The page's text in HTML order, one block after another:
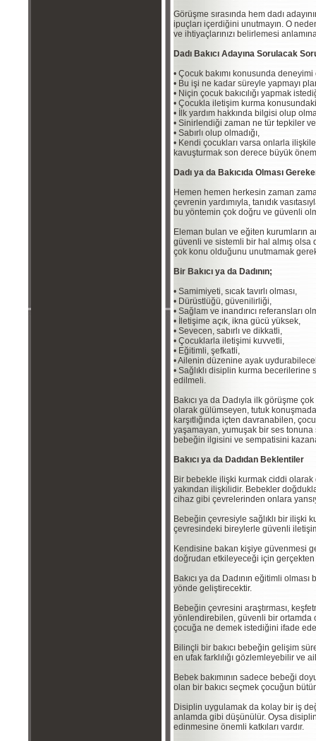
Görüşme sırasında hem dadı
ipuçları içerdiğini unutmayın. O
ve ihtiyaçlarınızı belirlemesi
Dadı Bakıcı Adayına Sorulacak
• Çocuk bakımı konusunda deneyimi
• Bu işi ne kadar süreyle yapmayı
• Niçin çocuk bakıcılığı yapmak
• Çocukla iletişim kurma
• İlk yardım hakkında bilgisi olup
• Sinirlendiği zaman ne tür tepkiler
• Sabırlı olup olmadığı,
• Kendi çocukları varsa onlarla
kavuşturmak son derece büyük önem
Dadı ya da Bakıcıda Olması
Hemen hemen herkesin zaman
çevrenin yardımıyla, tanıdık
bu yöntemin çok doğru ve güvenli
Eleman bulan ve eğiten kurumların
güvenli ve sistemli bir hal almış
çok konu olduğunu unutmamak
Bir Bakıcı ya da Dadının;
• Samimiyeti, sıcak tavırlı olması,
• Dürüstlüğü, güvenilirliği,
• Sağlam ve inandırıcı referansları
• İletişime açık, ikna gücü yüksek,
• Sevecen, sabırlı ve dikkatli,
• Çocuklarla iletişimi kuvvetli,
• Eğitimli, şefkatli,
• Ailenin düzenine ayak
• Sağlıklı disiplin kurma
edilmeli.
Bakıcı ya da Dadıyla ilk görüşme
olarak gülümseyen, tutuk
karşıtlığında içten davranabilen,
yaşamayan, yumuşak bir ses
bebeğin ilgisini ve sempatisini
Bakıcı ya da Dadıdan Beklentiler
Bir bebekle ilişki kurmak ciddi
yakından ilişkilidir. Bebekler
cihaz gibi çevrelerinden onlara
Bebeğin çevresiyle sağlıklı bir ilişki
çevresindeki bireylerle güvenli
Kendisine bakan kişiye güvenmesi
doğrudan etkileyeceği için
Bakıcı ya da Dadının eğitimli
yönde geliştirecektir.
Bebeğin çevresini araştırması,
yönlendirebilen, güvenli bir ortamda
çocuğa ne demek istediğini ifade
Bilinçli bir bakıcı bebeğin gelişim
en ufak farklılığı gözlemleyebilir ve
Bebek bakımının sadece bebeği
olan bir bakıcı seçmek çocuğun
Disiplin uygulamak da kolay bir iş
anlamda gibi düşünülür. Oysa
edinmesine önemli katkıları vardır.